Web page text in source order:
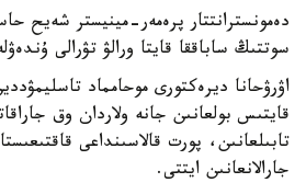
دەمونسترانتتار پرەمەر-مينيستر شەيح
سوتتىڭ ساباققا قايتا ورالۋ تۋرالى
قايتىس بولعانىن جانە ولاردان وق
جارالانعانىن ايتتى.